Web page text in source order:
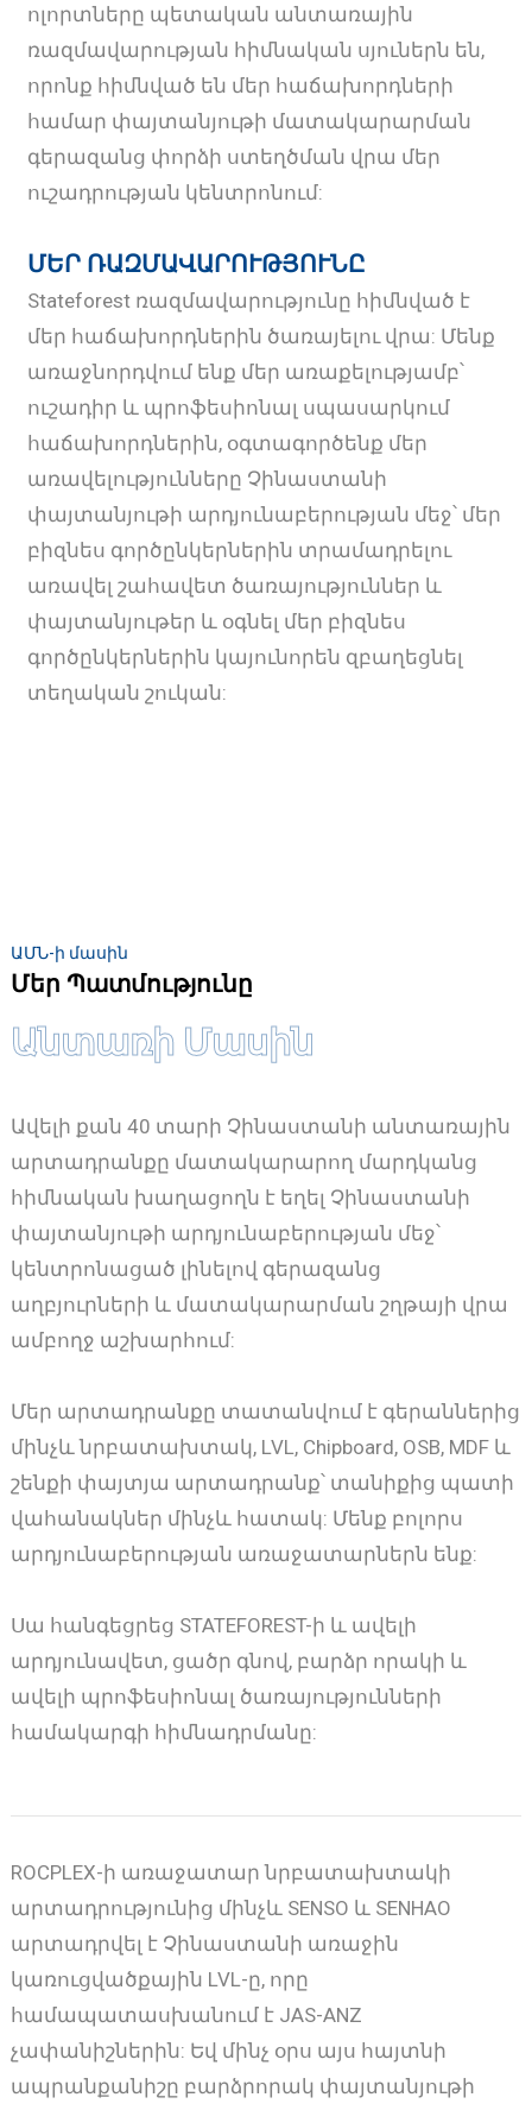
ոլորտները պետական ​​անտառային
ռազմավարության հիմնական սյուներն են,
որոնք հիմնված են մեր հաճախորդների
համար փայտանյութի մատակարարման
գերազանց փորձի ստեղծման վրա մեր
ուշադրության կենտրոնում:
ՄԵՐ ՌԱԶՄԱՎԱՐՈՒԹՅՈՒՆԸ
Stateforest ռազմավարությունը հիմնված է
մեր հաճախորդներին ծառայելու վրա: Մենք
առաջնորդվում ենք մեր առաքելությամբ՝
ուշադիր և պրոֆեսիոնալ սպասարկում
հաճախորդներին, օգտագործենք մեր
առավելությունները Չինաստանի
փայտանյութի արդյունաբերության մեջ՝ մեր
բիզնես գործընկերներին տրամադրելու
առավել շահավետ ծառայություններ և
փայտանյութեր և օգնել մեր բիզնես
գործընկերներին կայունորեն զբաղեցնել
տեղական շուկան:
ԱՄՆ-ի մասին
Մեր Պատմությունը
Անտառի Մասին
Ավելի քան 40 տարի Չինաստանի անտառային
արտադրանքը մատակարարող մարդկանց
հիմնական խաղացողն է եղել Չինաստանի
փայտանյութի արդյունաբերության մեջ՝
կենտրոնացած լինելով գերազանց
աղբյուրների և մատակարարման շղթայի վրա
ամբողջ աշխարհում:
Մեր արտադրանքը տատանվում է գերաններից
մինչև նրբատախտակ, LVL, Chipboard, OSB, MDF և
շենքի փայտյա արտադրանք՝ տանիքից պատի
վահանակներ մինչև հատակ: Մենք բոլորս
արդյունաբերության առաջատարներն ենք:
Սա հանգեցրեց STATEFOREST-ի և ավելի
արդյունավետ, ցածր գնով, բարձր որակի և
ավելի պրոֆեսիոնալ ծառայությունների
համակարգի հիմնադրմանը:
ROCPLEX-ի առաջատար նրբատախտակի
արտադրությունից մինչև SENSO և SENHAO
արտադրվել է Չինաստանի առաջին
կառուցվածքային LVL-ը, որը
համապատասխանում է JAS-ANZ
չափանիշներին: Եվ մինչ օրս այս հայտնի
ապրանքանիշը բարձրորակ փայտանյութի